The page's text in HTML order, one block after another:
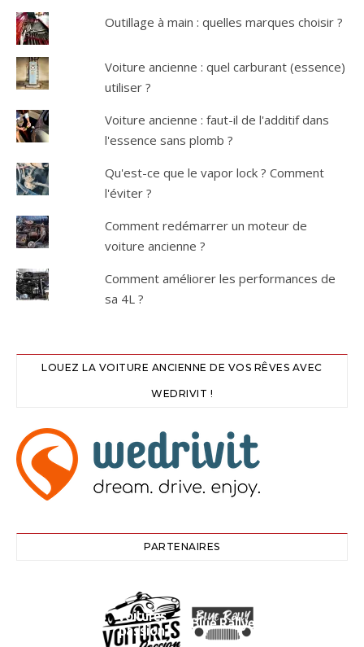
Outillage à main : quelles marques choisir ?
Voiture ancienne : quel carburant (essence)
utiliser ?
Voiture ancienne : faut-il de l'additif dans
l'essence sans plomb ?
Qu'est-ce que le vapor lock ? Comment
l'éviter ?
Comment redémarrer un moteur de
voiture ancienne ?
Comment améliorer les performances de
sa 4L ?
LOUEZ LA VOITURE ANCIENNE DE VOS RÊVES AVEC
WEDRIVIT !
PARTENAIRES
Voitures
passion
Blue Rallye